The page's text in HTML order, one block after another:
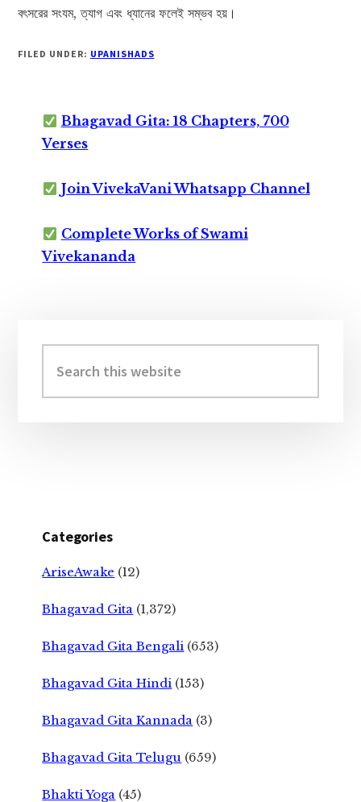
বৎসরের সংযম, ত্যাগ এবং ধ্যানের ফলেই সম্ভব হয়।
FILED UNDER: UPANISHADS
Bhagavad Gita: 18 Chapters, 700
Verses
Join VivekaVani Whatsapp Channel
Complete Works of Swami
Vivekananda
Sidebar
this
website
Categories
AriseAwake (12)
Bhagavad Gita (1,372)
Bhagavad Gita Bengali (653)
Bhagavad Gita Hindi (153)
Bhagavad Gita Kannada (3)
Bhagavad Gita Telugu (659)
Bhakti Yoga (45)